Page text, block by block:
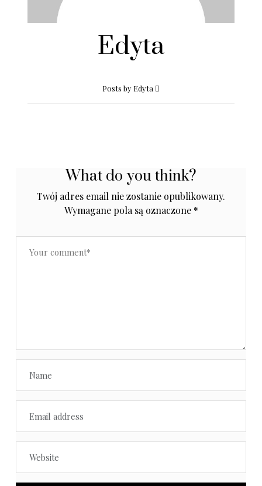
Edyta
Posts by Edyta
What do you think?
Twój adres email nie zostanie opublikowany.
Wymagane pola są oznaczone *